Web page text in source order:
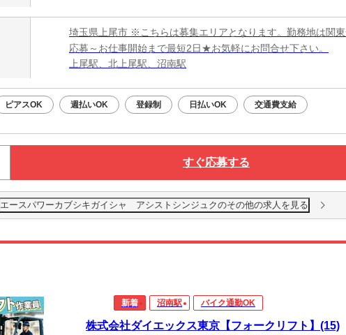
埼玉県上尾市 ※こちらは募集エリアとなります。勤務地は関東
応募～お仕事開始まで最短2日★お気軽にお問合せ下さい。
上尾駅、北上尾駅、沼南駅
ピアスOK 週払いOK 登録制 日払いOK 交通費支給
すぐ応募する
エースパワーカブシキガイシャ アシストシンジュクのその他の求人を見る
新着 沼南駅 バイク通勤OK
株式会社ダイエックス東京【フォークリフト】(15)